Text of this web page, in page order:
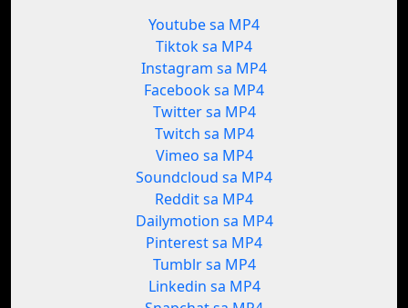
Youtube sa MP4
Tiktok sa MP4
Instagram sa MP4
Facebook sa MP4
Twitter sa MP4
Twitch sa MP4
Vimeo sa MP4
Soundcloud sa MP4
Reddit sa MP4
Dailymotion sa MP4
Pinterest sa MP4
Tumblr sa MP4
Linkedin sa MP4